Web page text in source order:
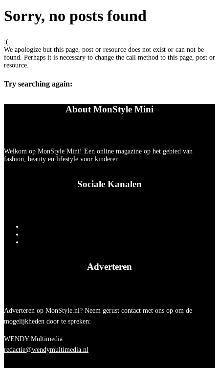
Sorry, no posts found
:(
We apologize but this page, post or resource does not exist or can not be
found. Perhaps it is necessary to change the call method to this page, post or
resource.
Try searching again:
About MonStyle Mini
Welkom op MonStyle Mini! Een online magazine op het gebied van
fashion, beauty en lifestyle voor kinderen.
Sociale Kanalen
Adverteren
Adverteren op MonStyle.nl? Neem gerust contact met ons op om de
mogelijkheden door te spreken:
WENDY Multimedia
redactie@wendymultimedia.nl